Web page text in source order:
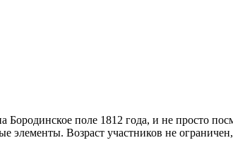
поле 1812 года, и не просто
элементы. Возраст участников не